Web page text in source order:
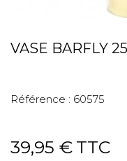
VASE BARFLY
Référence : 60575
39,95 € TTC